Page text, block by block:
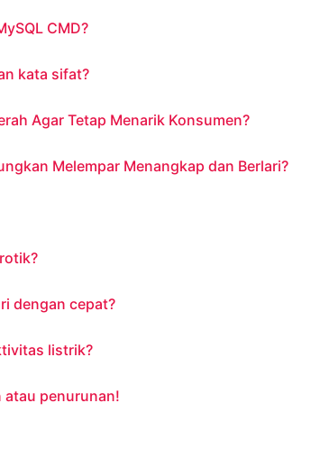
CMD?
kata sifat?
Agar Tetap Menarik Konsumen?
Melempar Menangkap dan Berlari?
dengan cepat?
listrik?
atau penurunan!